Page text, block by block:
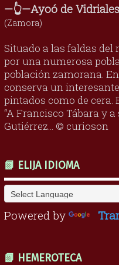
—👆—Ayoó de Vidriales
(Zamora)
Situado a las faldas del
por una numerosa
población zamorana.
conserva un
pintados como de cera.
“A Francisco Tábara y
Gutiérrez... © curioson
📗 ELIJA IDIOMA
Powered by
📗 HEMEROTECA